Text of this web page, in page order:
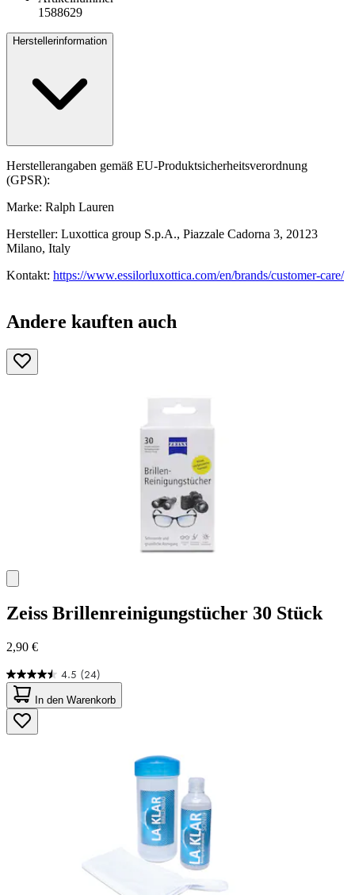
1588629
Herstellerinformation
Herstellerangaben gemäß EU-Produktsicherheitsverordnung
(GPSR):
Marke: Ralph Lauren
Hersteller: Luxottica group S.p.A., Piazzale Cadorna 3, 20123
Milano, Italy
Kontakt: https://www.essilorluxottica.com/en/brands/customer-care/
Andere kauften auch
Zeiss Brillenreinigungstücher 30 Stück
2,90 €
4.5 (24)
4.5
von
5
Sternen.
24
In den Warenkorb